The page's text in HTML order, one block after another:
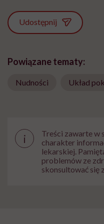
Udostępnij
Powiązane tematy:
Nudności Układ
i
Treści zawarte w
charakter
lekarskiej.
problemów ze
skonsultować się